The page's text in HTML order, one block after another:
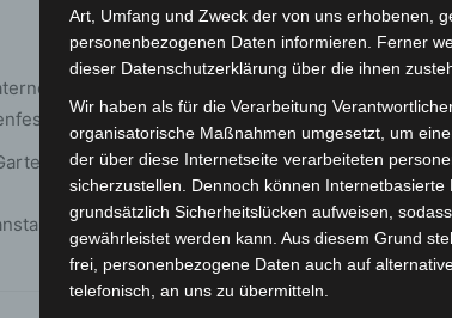
Shop: https://www.ticket-
geöffnet täglich von 11 bis 16.30 Uhr
der Herrenhäuser Gärten.
Art, Umfang und Zweck der von uns erhobenen,
personenbezogenen Daten informieren. Ferner
dieser Datenschutzerklärung über die ihnen
Wir haben als für die Verarbeitung
organisatorische Maßnahmen umgesetzt, um
der über diese Internetseite verarbeiteten
sicherzustellen. Dennoch können Internetbasierte
grundsätzlich Sicherheitslücken aufweisen,
gewährleistet werden kann. Aus diesem Grund
frei, personenbezogene Daten auch auf
telefonisch, an uns zu übermitteln.